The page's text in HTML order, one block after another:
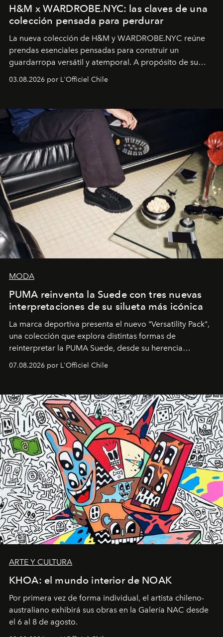
H&M x WARDROBE.NYC: las claves de una
colección pensada para perdurar
La nueva colección de H&M y WARDROBE.NYC reúne
prendas esenciales pensadas para construir un
guardarropa versátil y atemporal. A propósito de su
lanzamiento, los fundadores de la firma neoyorquina y
la asesora creativa y jefa de diseño global de la marca
y la filosofía detrás de la propuesta.
03.08.2026 por L'Officiel Chile
MODA
PUMA reinventa la Suede con tres nuevas
interpretaciones de su silueta más icónica
La marca deportiva presenta el nuevo "Versatility Pack",
una colección que explora distintas formas de
reinterpretar la PUMA Suede, desde su herencia
deportiva hasta una mirada moderna inspirada en el
diseño y el universo outdoor.
07.08.2026 por L'Officiel Chile
ARTE Y CULTURA
KHOA: el mundo interior de NOAK
Por primera vez de forma individual, el artista chileno-
australiano exhibirá sus obras en la Galería NAC desde
el 6 al 8 de agosto.